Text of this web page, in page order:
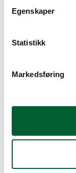
Egenskaper
Statistikk
Markedsføring
Varenr: 648630